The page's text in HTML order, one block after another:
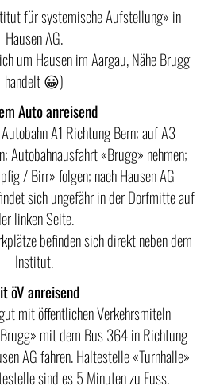
für systemische Aufstellung» in
Hausen AG.
um Hausen im Aargau, Nähe Brugg
handelt 😀)
Auto anreisend
A1 Richtung Bern; auf A3
Autobahnausfahrt «Brugg» nehmen;
/ Birr» folgen; nach Hausen AG
sich ungefähr in der Dorfmitte auf
linken Seite.
befinden sich direkt neben dem
Institut.
öV anreisend
mit öffentlichen Verkehrsmiteln
mit dem Bus 364 in Richtung
AG fahren. Haltestelle «Turnhalle»
sind es 5 Minuten zu Fuss.